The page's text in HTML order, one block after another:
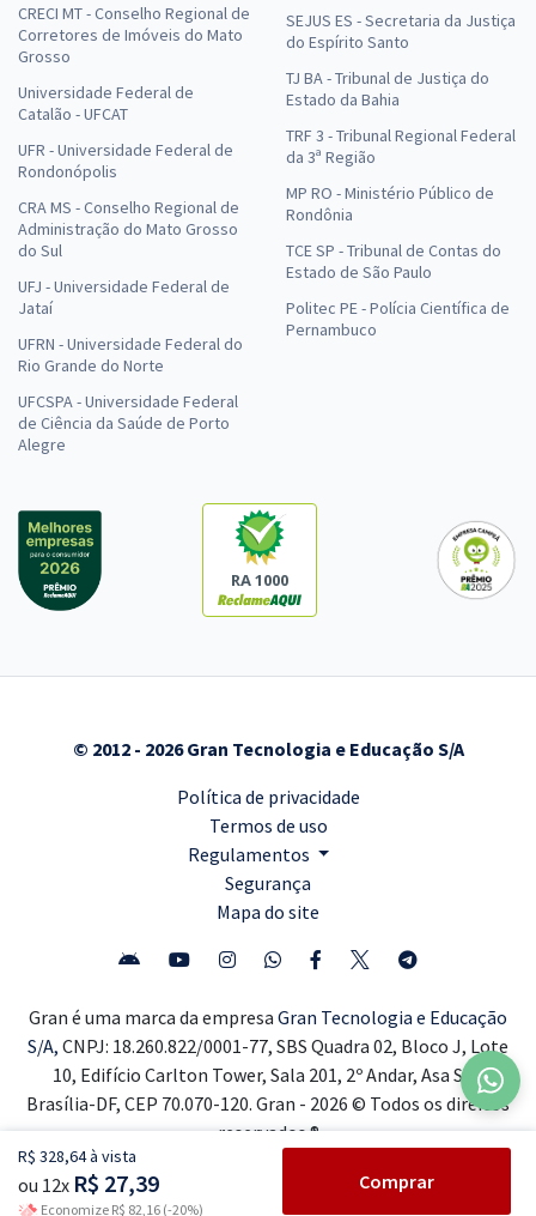
R$ 328,64 à vista
ou 12x R$ 27,39
Economize R$ 82,16 (-20%)
Comprar
CRECI MT - Conselho Regional de
Corretores de Imóveis do Mato
Grosso
Universidade Federal de
Catalão - UFCAT
UFR - Universidade Federal de
Rondonópolis
CRA MS - Conselho Regional de
Administração do Mato Grosso
do Sul
UFJ - Universidade Federal de
Jataí
UFRN - Universidade Federal do
Rio Grande do Norte
UFCSPA - Universidade Federal
de Ciência da Saúde de Porto
Alegre
SEJUS ES - Secretaria da Justiça
do Espírito Santo
TJ BA - Tribunal de Justiça do
Estado da Bahia
TRF 3 - Tribunal Regional Federal
da 3ª Região
MP RO - Ministério Público de
Rondônia
TCE SP - Tribunal de Contas do
Estado de São Paulo
Politec PE - Polícia Científica de
Pernambuco
RA 1000
© 2012 - 2026 Gran Tecnologia e Educação S/A
Política de privacidade
Termos de uso
Regulamentos
Segurança
Mapa do site
Gran é uma marca da empresa Gran Tecnologia e Educação
S/A, CNPJ: 18.260.822/0001-77, SBS Quadra 02, Bloco J, Lote
10, Edifício Carlton Tower, Sala 201, 2º Andar, Asa Sul,
Brasília-DF, CEP 70.070-120. Gran - 2026 © Todos os direitos
reservados ®